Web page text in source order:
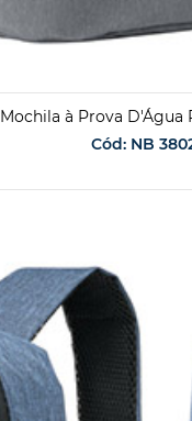
Mochila à Prova D'Água
Cód: NB